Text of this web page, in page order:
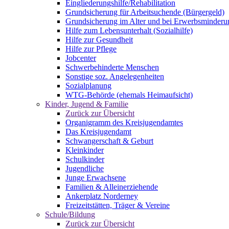
Eingliederungshilfe/Rehabilitation
Grundsicherung für Arbeitsuchende (Bürgergeld)
Grundsicherung im Alter und bei
Hilfe zum Lebensunterhalt (Sozialhilfe)
Hilfe zur Gesundheit
Hilfe zur Pflege
Jobcenter
Schwerbehinderte Menschen
Sonstige soz. Angelegenheiten
Sozialplanung
WTG-Behörde (ehemals Heimaufsicht)
Kinder, Jugend & Familie
Zurück zur Übersicht
Organigramm des Kreisjugendamtes
Das Kreisjugendamt
Schwangerschaft & Geburt
Kleinkinder
Schulkinder
Jugendliche
Junge Erwachsene
Familien & Alleinerziehende
Ankerplatz Norderney
Freizeitstätten, Träger & Vereine
Schule/Bildung
Zurück zur Übersicht